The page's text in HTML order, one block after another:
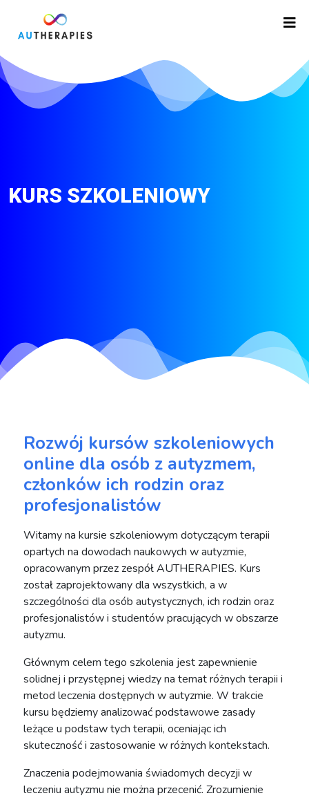
KURS SZKOLENIOWY
Rozwój kursów szkoleniowych
online dla osób z autyzmem,
członków ich rodzin oraz
profesjonalistów
Witamy na kursie szkoleniowym dotyczącym terapii
opartych na dowodach naukowych w autyzmie,
opracowanym przez zespół AUTHERAPIES. Kurs
został zaprojektowany dla wszystkich, a w
szczególności dla osób autystycznych, ich rodzin oraz
profesjonalistów i studentów pracujących w obszarze
autyzmu.
Głównym celem tego szkolenia jest zapewnienie
solidnej i przystępnej wiedzy na temat różnych terapii i
metod leczenia dostępnych w autyzmie. W trakcie
kursu będziemy analizować podstawowe zasady
leżące u podstaw tych terapii, oceniając ich
skuteczność i zastosowanie w różnych kontekstach.
Znaczenia podejmowania świadomych decyzji w
leczeniu autyzmu nie można przecenić. Zrozumienie